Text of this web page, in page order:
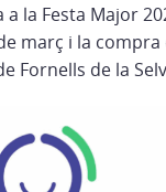
la Festa Major
març i la
Fornells de la